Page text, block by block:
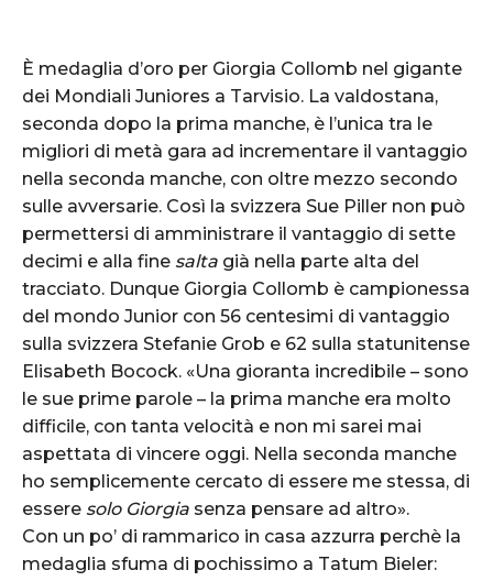
È medaglia d’oro per Giorgia Collomb nel gigante
dei Mondiali Juniores a Tarvisio. La valdostana,
seconda dopo la prima manche, è l’unica tra le
migliori di metà gara ad incrementare il vantaggio
nella seconda manche, con oltre mezzo secondo
sulle avversarie. Così la svizzera Sue Piller non può
permettersi di amministrare il vantaggio di sette
decimi e alla fine salta già nella parte alta del
tracciato. Dunque Giorgia Collomb è campionessa
del mondo Junior con 56 centesimi di vantaggio
sulla svizzera Stefanie Grob e 62 sulla statunitense
Elisabeth Bocock. «Una gioranta incredibile – sono
le sue prime parole – la prima manche era molto
difficile, con tanta velocità e non mi sarei mai
aspettata di vincere oggi. Nella seconda manche
ho semplicemente cercato di essere me stessa, di
essere solo Giorgia senza pensare ad altro».
Con un po’ di rammarico in casa azzurra perchè la
medaglia sfuma di pochissimo a Tatum Bieler: